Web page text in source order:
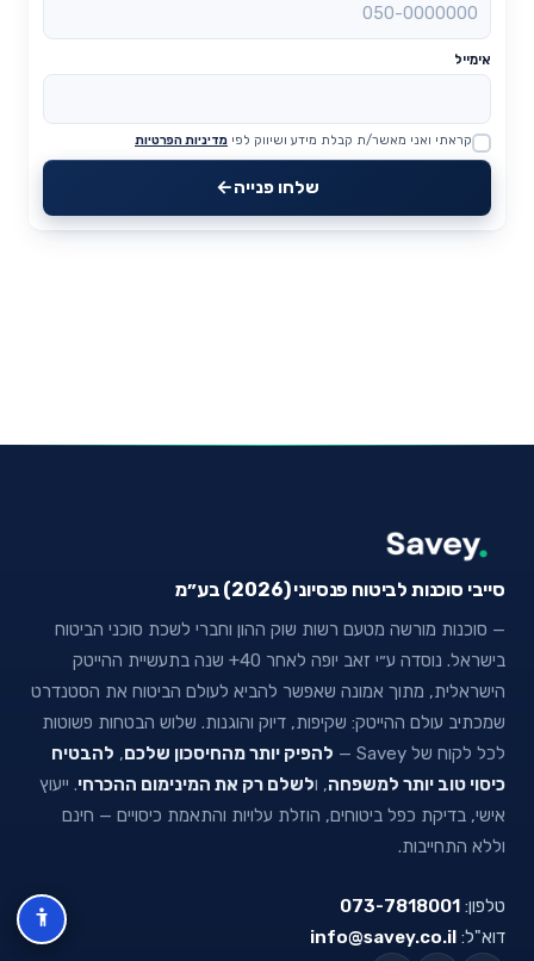
אימייל
Website
קראתי ואני מאשר/ת קבלת מידע ושיווק לפי מדיניות הפרטיות
שלחו פנייה
סייבי סוכנות לביטוח פנסיוני (2026) בע״מ
— סוכנות מורשה מטעם רשות שוק ההון וחברי לשכת סוכני הביטוח
בישראל. נוסדה ע״י זאב יופה לאחר 40+ שנה בתעשיית ההייטק
הישראלית, מתוך אמונה שאפשר להביא לעולם הביטוח את הסטנדרט
שמכתיב עולם ההייטק: שקיפות, דיוק והוגנות. שלוש הבטחות פשוטות
לכל לקוח של Savey —
להפיק יותר מהחיסכון שלכם, להבטיח
כיסוי טוב יותר למשפחה, ולשלם רק את המינימום ההכרחי. ייעוץ
אישי, בדיקת כפל ביטוחים, הוזלת עלויות והתאמת כיסויים — חינם
וללא התחייבות.
טלפון: 073-7818001
דוא"ל: info@savey.co.il